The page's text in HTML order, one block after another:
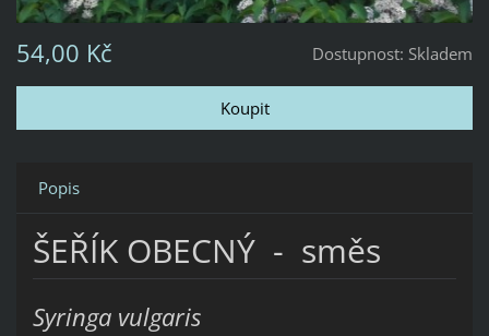
Dostupnost: Skladem
54,00 Kč
Popis
ŠEŘÍK OBECNÝ - směs
Syringa vulgaris